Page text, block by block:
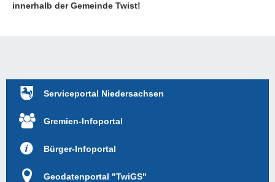
innerhalb der Gemeinde Twist!
Serviceportal Niedersachsen
Gremien-Infoportal
Bürger-Infoportal
Geodatenportal "TwiGS"